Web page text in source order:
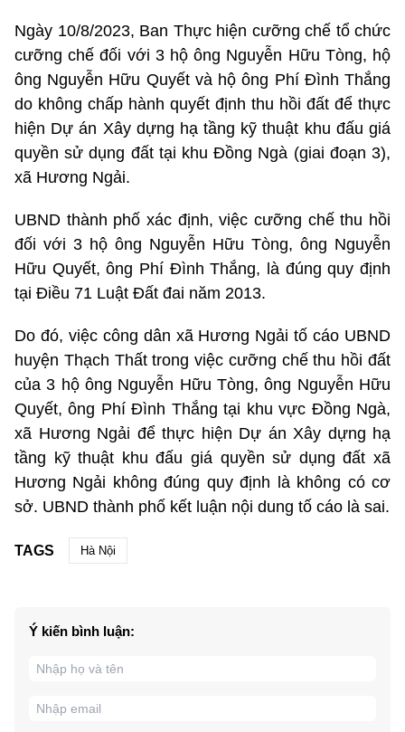
Ngày 10/8/2023, Ban Thực hiện cưỡng chế tổ chức
cưỡng chế đối với 3 hộ ông Nguyễn Hữu Tòng, hộ
ông Nguyễn Hữu Quyết và hộ ông Phí Đình Thắng
do không chấp hành quyết định thu hồi đất để thực
hiện Dự án Xây dựng hạ tầng kỹ thuật khu đấu giá
quyền sử dụng đất tại khu Đồng Ngà (giai đoạn 3),
xã Hương Ngải.
UBND thành phố xác định, việc cưỡng chế thu hồi
đối với 3 hộ ông Nguyễn Hữu Tòng, ông Nguyễn
Hữu Quyết, ông Phí Đình Thắng, là đúng quy định
tại Điều 71 Luật Đất đai năm 2013.
Do đó, việc công dân xã Hương Ngải tố cáo UBND
huyện Thạch Thất trong việc cưỡng chế thu hồi đất
của 3 hộ ông Nguyễn Hữu Tòng, ông Nguyễn Hữu
Quyết, ông Phí Đình Thắng tại khu vực Đồng Ngà,
xã Hương Ngải để thực hiện Dự án Xây dựng hạ
tầng kỹ thuật khu đấu giá quyền sử dụng đất xã
Hương Ngải không đúng quy định là không có cơ
sở. UBND thành phố kết luận nội dung tố cáo là sai.
TAGS Hà Nội
Ý kiến bình luận: